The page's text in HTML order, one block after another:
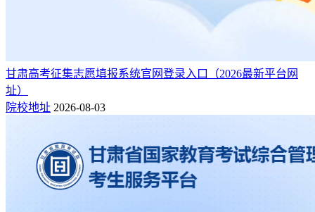
甘肃高考征集志愿填报系统官网登录入口（2026最新平台网
址）
院校地址 2026-08-03